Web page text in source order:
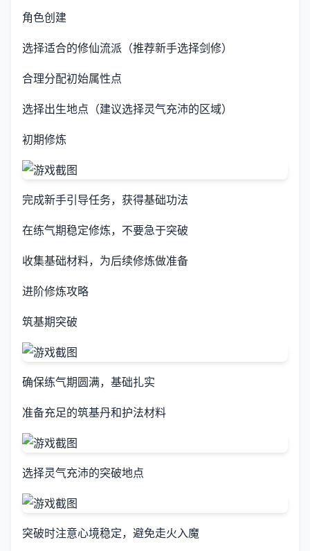
角色创建
选择适合的修仙流派（推荐新手选择剑修）
合理分配初始属性点
选择出生地点（建议选择灵气充沛的区域）
初期修炼
完成新手引导任务，获得基础功法
在练气期稳定修炼，不要急于突破
收集基础材料，为后续修炼做准备
进阶修炼攻略
筑基期突破
确保练气期圆满，基础扎实
准备充足的筑基丹和护法材料
选择灵气充沛的突破地点
突破时注意心境稳定，避免走火入魔